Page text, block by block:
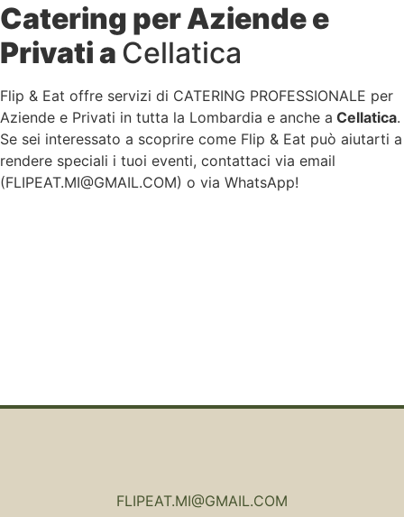
Catering per Aziende e
Privati a Cellatica
Flip & Eat offre servizi di CATERING PROFESSIONALE per
Aziende e Privati in tutta la Lombardia e anche a Cellatica.
Se sei interessato a scoprire come Flip & Eat può aiutarti a
rendere speciali i tuoi eventi, contattaci via email
(FLIPEAT.MI@GMAIL.COM) o via WhatsApp!
FLIPEAT.MI@GMAIL.COM